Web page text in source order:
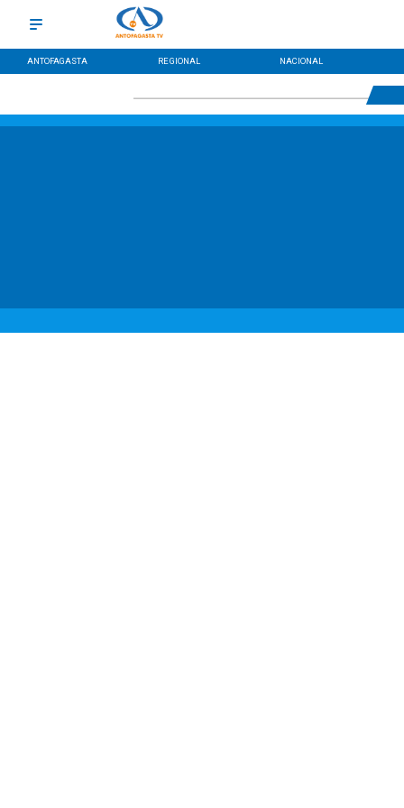
ANTOFAGASTA REGIONAL NACIONAL